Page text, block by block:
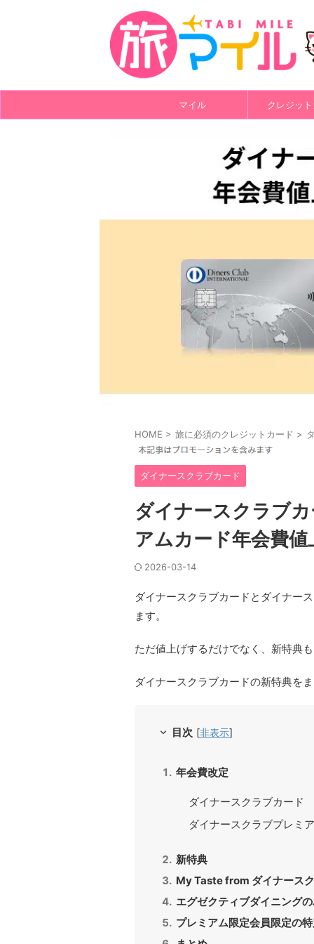
マイル クレジッ
HOME > 旅に必須のクレジットカード >
ダイナースクラブカード
ダイナースクラブ
アムカード年会費
2026-03-14
ダイナースクラブカードとダイナー
ます。
ただ値上げするだけでなく、新特典
ダイナースクラブカードの新特典を
目次 [非表示]
年会費改定
ダイナースクラブカード
ダイナースクラブプレミ
新特典
My Taste from ダイナース
エグゼクティブダイニング
プレミアム限定会員限定の